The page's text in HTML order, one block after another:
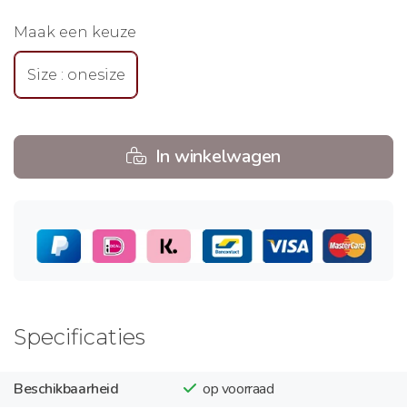
Maak een keuze
Size : onesize
In winkelwagen
Specificaties
Beschikbaarheid op voorraad